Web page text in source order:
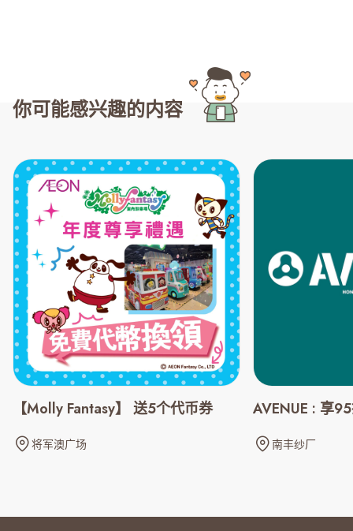
你可能感兴趣的内容
【Molly Fantasy】 送5个代币券
将军澳广场
AVENUE : 享
南丰纱厂